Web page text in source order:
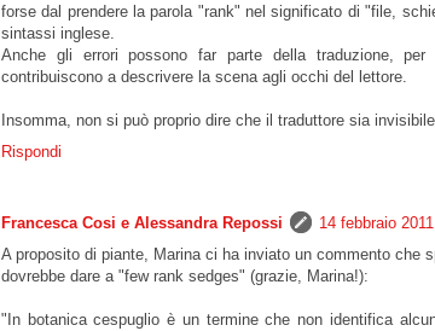
forse dal prendere la parola "rank" nel significato di "file,
sintassi inglese.
Anche gli errori possono far parte della traduzione,
contribuiscono a descrivere la scena agli occhi del lettore.
Insomma, non si può proprio dire che il traduttore sia
Rispondi
Francesca Cosi e Alessandra Repossi
14 febbraio
A proposito di piante, Marina ci ha inviato un commento che
dovrebbe dare a "few rank sedges" (grazie, Marina!):
"In botanica cespuglio è un termine che non identifica